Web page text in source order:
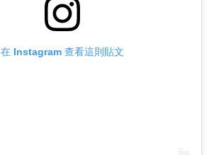
在 Instagram 查看這則貼文